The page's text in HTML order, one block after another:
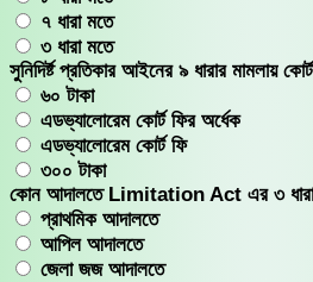
৭ ধারা মতে
৩ ধারা মতে
সুনিদির্ষ্ট প্রতিকার আইনের ৯ ধারার মামলায়
৬০ টাকা
এডভ্যালোরেম কোর্ট ফির অর্ধেক
এডভ্যালোরেম কোর্ট ফি
৩০০ টাকা
কোন আদালতে Limitation Act এর ৩
প্রাথমিক আদালতে
আপিল আদালতে
জেলা জজ আদালতে